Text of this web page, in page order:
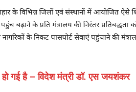
के विभिन्न जिलों एवं संस्थानों में आयोजित ऐसे
के प्रति मंत्रालय की निरंतर प्रतिबद्धता
के निकट पासपोर्ट सेवाएं पहुंचाने की
गई है – विदेश मंत्री डॉ. एस जयशंकर